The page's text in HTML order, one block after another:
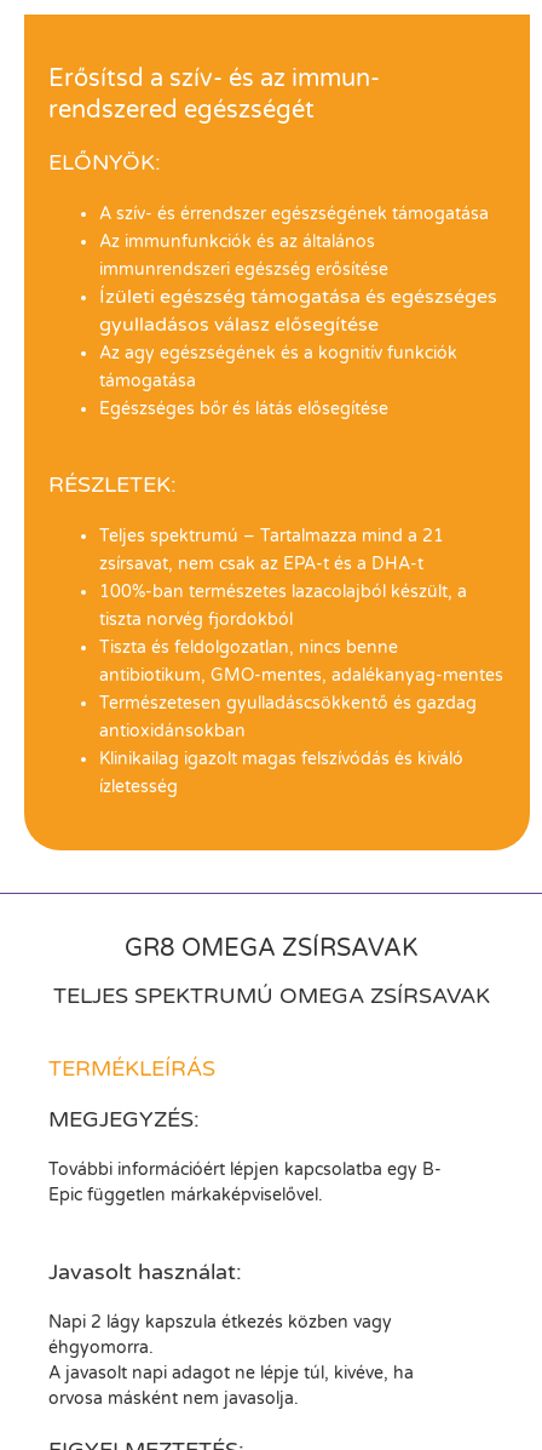
Erősítsd a szív- és az immun-
rendszered egészségét
ELŐNYÖK:
A szív- és érrendszer egészségének támogatása
Az immunfunkciók és az általános
immunrendszeri egészség erősítése
Ízületi egészség támogatása és egészséges
gyulladásos válasz elősegítése
Az agy egészségének és a kognitív funkciók
támogatása
Egészséges bőr és látás elősegítése
RÉSZLETEK:
Teljes spektrumú – Tartalmazza mind a 21
zsírsavat, nem csak az EPA-t és a DHA-t
100%-ban természetes lazacolajból készült, a
tiszta norvég fjordokból
Tiszta és feldolgozatlan, nincs benne
antibiotikum, GMO-mentes, adalékanyag-mentes
Természetesen gyulladáscsökkentő és gazdag
antioxidánsokban
Klinikailag igazolt magas felszívódás és kiváló
ízletesség
GR8 OMEGA ZSÍRSAVAK
TELJES SPEKTRUMÚ OMEGA ZSÍRSAVAK
TERMÉKLEÍRÁS
MEGJEGYZÉS:
További információért lépjen kapcsolatba egy B-
Epic független márkaképviselővel.
Javasolt használat:
Napi 2 lágy kapszula étkezés közben vagy
éhgyomorra.
A javasolt napi adagot ne lépje túl, kivéve, ha
orvosa másként nem javasolja.